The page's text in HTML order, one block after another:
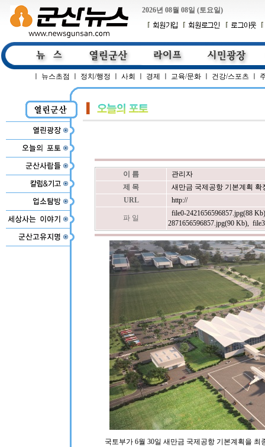
2026년 08월 08일 (토요일)
뉴스초점 정치/행정 사회 경제 교육/문화 건강/스포츠
이 름
관리자
제 목
새만금 국제공항 기본계획 확
URL
http://
파 일
file0-2421656596857.jpg(88 Kb)
2871656596857.jpg(90 Kb),
국토부가 6월 30일 새만금 국제공항 기본계획을